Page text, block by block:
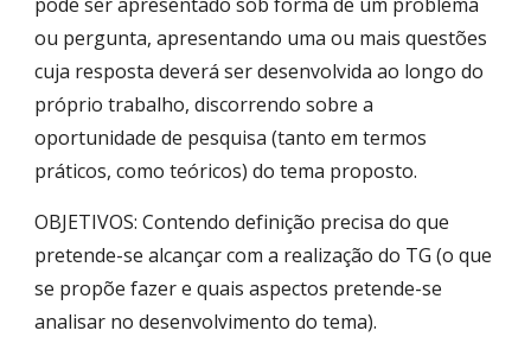
ou pergunta, apresentando uma ou mais questões
cuja resposta deverá ser desenvolvida ao longo do
próprio trabalho, discorrendo sobre a
oportunidade de pesquisa (tanto em termos
práticos, como teóricos) do tema proposto.
OBJETIVOS: Contendo definição precisa do que
pretende-se alcançar com a realização do TG (o que
se propõe fazer e quais aspectos pretende-se
analisar no desenvolvimento do tema).